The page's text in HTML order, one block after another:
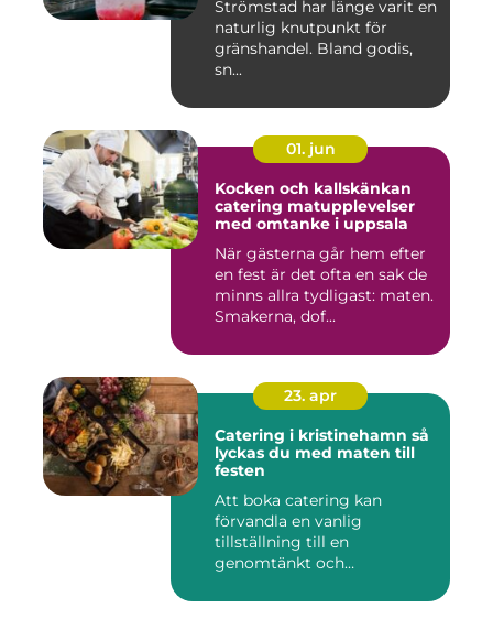
Strömstad har länge varit en
naturlig knutpunkt för
gränshandel. Bland godis,
sn...
01. jun
Kocken och kallskänkan
catering matupplevelser
med omtanke i uppsala
När gästerna går hem efter
en fest är det ofta en sak de
minns allra tydligast: maten.
Smakerna, dof...
23. apr
Catering i kristinehamn så
lyckas du med maten till
festen
Att boka catering kan
förvandla en vanlig
tillställning till en
genomtänkt och